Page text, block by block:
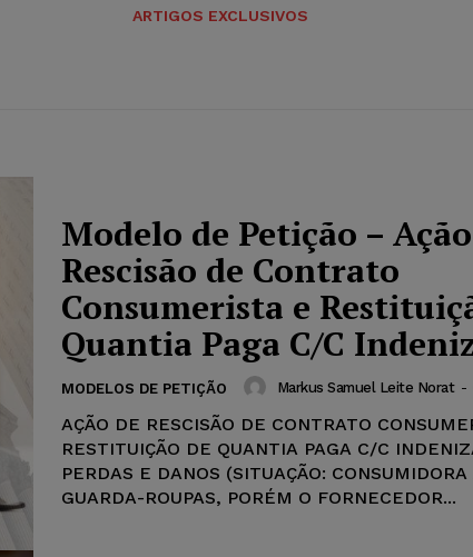
ARTIGOS EXCLUSIVOS
Modelo de Petição –
Rescisão de Contrato
Consumerista e
Quantia Paga C/C
MODELOS DE PETIÇÃO Markus Samuel Leite Norat -
AÇÃO DE RESCISÃO DE CONTRATO
RESTITUIÇÃO DE QUANTIA PAGA C/C
PERDAS E DANOS (SITUAÇÃO: CONSUMIDORA
GUARDA-ROUPAS, PORÉM O FORNECEDOR...